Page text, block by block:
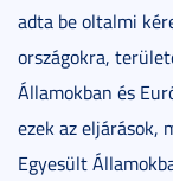
adta be oltalmi
országokra,
Államokban és
ezek az eljárások,
Egyesült